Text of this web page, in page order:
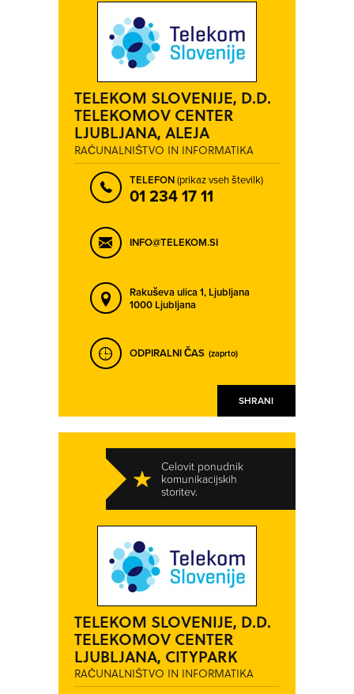
SHRANI
TELEKOM SLOVENIJE, D.D.
TELEKOMOV CENTER
LJUBLJANA, ALEJA
RAČUNALNIŠTVO IN INFORMATIKA
TELEFON(prikaz vseh številk)
01 234 17 11
INFO@TELEKOM.SI
Rakuševa ulica 1, Ljubljana
1000 Ljubljana
ODPIRALNI ČAS (zaprto)
Celovit ponudnik
komunikacijskih
storitev.
TELEKOM SLOVENIJE, D.D.
TELEKOMOV CENTER
LJUBLJANA, CITYPARK
RAČUNALNIŠTVO IN INFORMATIKA